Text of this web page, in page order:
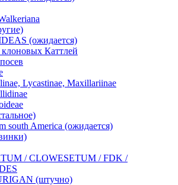
(ожидается)
Каттлей
Lycastinae, Maxillariinae
south America (ожидается)
/ CLOWESETUM / FDK /
(штучно)